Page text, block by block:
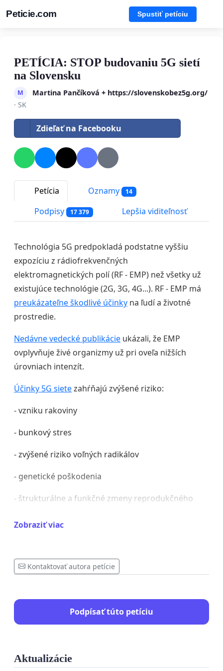
Peticie.com Spustiť petíciu
PETÍCIA: STOP budovaniu 5G sietí
na Slovensku
M
Martina Pančíková + https://slovenskobez5g.org/
· SK
Zdieľať na Facebooku
Petícia Oznamy 14
Podpisy 17 379 Lepšia viditeľnosť
Technológia 5G predpokladá podstatne vyššiu
expozíciu z rádiofrekvenčných
elektromagnetických polí (RF - EMP) než všetky už
existujúce technológie (2G, 3G, 4G...). RF - EMP má
preukázateľne škodlivé účinky na ľudí a životné
prostredie.
Nedávne vedecké publikácie ukázali, že EMP
ovplyvňuje živé organizmy už pri oveľa nižších
úrovniach intenzít.
Účinky 5G sietezahŕňajú zvýšené riziko:
- vzniku rakoviny
- bunkový stres
- zvýšené riziko voľných radikálov
- genetické poškodenia
- štrukturálne a funkčné zmeny reprodukčného
- neurologické poruchy
POŠKODENIE SA VZŤAHUJE AJ NA RASTLINY A ZVER
V záujme ochrany zdravia obyvateľov SR naliehavo
životného prostredia SR, Ministerstvo dopravy
Zobraziť viac
Kontaktovať autora petície
Podpísať túto petíciu
Aktualizácie